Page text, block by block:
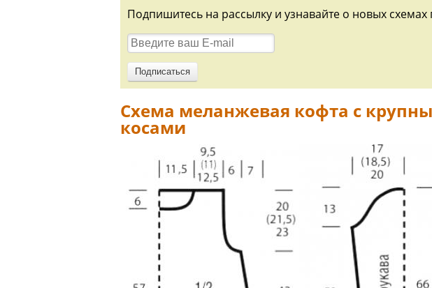
Подпишитесь на рассылку и узнавайте о новых
Схема меланжевая кофта с
косами